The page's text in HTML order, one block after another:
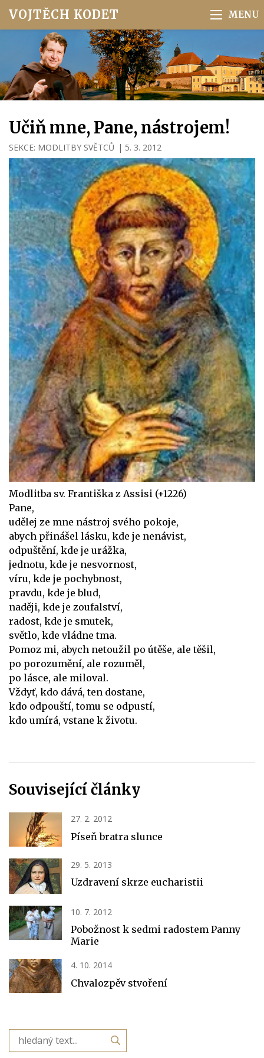
VOJTĚCH KODET
Učiň mne, Pane, nástrojem!
SEKCE: MODLITBY SVĚTCŮ | 5. 3. 2012
Modlitba sv. Františka z Assisi (+1226)
Pane,
udělej ze mne nástroj svého pokoje,
abych přinášel lásku, kde je nenávist,
odpuštění, kde je urážka,
jednotu, kde je nesvornost,
víru, kde je pochybnost,
pravdu, kde je blud,
naději, kde je zoufalství,
radost, kde je smutek,
světlo, kde vládne tma.
Pomoz mi, abych netoužil po útěše, ale těšil,
po porozumění, ale rozuměl,
po lásce, ale miloval.
Vždyť, kdo dává, ten dostane,
kdo odpouští, tomu se odpustí,
kdo umírá, vstane k životu.
Související články
27. 2. 2012
Píseň bratra slunce
29. 5. 2013
Uzdravení skrze eucharistii
10. 7. 2012
Pobožnost k sedmi radostem Panny
Marie
4. 10. 2014
Chvalozpěv stvoření